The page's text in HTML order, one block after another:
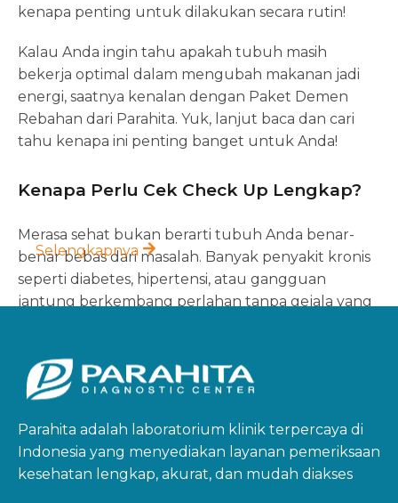
kenapa penting untuk dilakukan secara rutin!
Kalau Anda ingin tahu apakah tubuh masih
bekerja optimal dalam mengubah makanan jadi
energi, saatnya kenalan dengan Paket Demen
Rebahan dari Parahita. Yuk, lanjut baca dan cari
tahu kenapa ini penting banget untuk Anda!
Kenapa Perlu Cek Check Up Lengkap?
Merasa sehat bukan berarti tubuh Anda benar-
benar bebas dari masalah. Banyak penyakit kronis
seperti diabetes, hipertensi, atau gangguan
jantung berkembang perlahan tanpa gejala yang
kesehatan sejak dini, bahkan sebelum kondisi
memburuk.
Pemeriksaan menyeluruh juga membantu
menyesuaikan gaya hidup dengan kondisi
kesehatan Anda. Mulai dari pola makan, aktivitas
Selengkapnya
Parahita adalah laboratorium klinik terpercaya di
Indonesia yang menyediakan layanan pemeriksaan
kesehatan lengkap, akurat, dan mudah diakses